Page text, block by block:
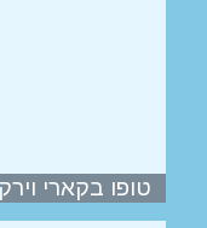
טופו בקארי